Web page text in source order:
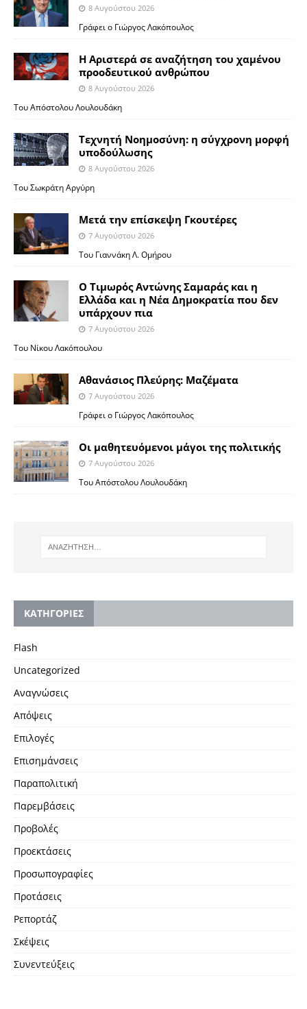
8 Αυγούστου 2026
Γράφει ο Γιώργος Λακόπουλος
Η Αριστερά σε αναζήτηση του χαμένου
προοδευτικού ανθρώπου
8 Αυγούστου 2026
Του Απόστολου Λουλουδάκη
Τεχνητή Νοημοσύνη: η σύγχρονη μορφή
υποδούλωσης
8 Αυγούστου 2026
Του Σωκράτη Αργύρη
Μετά την επίσκεψη Γκουτέρες
7 Αυγούστου 2026
Του Γιαννάκη Λ. Ομήρου
Ο Τιμωρός Αντώνης Σαμαράς και η
Ελλάδα και η Νέα Δημοκρατία που δεν
υπάρχουν πια
7 Αυγούστου 2026
Του Νίκου Λακόπουλου
Αθανάσιος Πλεύρης: Μαζέματα
7 Αυγούστου 2026
Γράφει ο Γιώργος Λακόπουλος
Οι μαθητευόμενοι μάγοι της πολιτικής
7 Αυγούστου 2026
Του Απόστολου Λουλουδάκη
KΑΤΗΓΟΡΙΕΣ
Flash
Uncategorized
Αναγνώσεις
Απόψεις
Επιλογές
Επισημάνσεις
Παραπολιτική
Παρεμβάσεις
Προβολές
Προεκτάσεις
Προσωπογραφίες
Προτάσεις
Ρεπορτάζ
Σκέψεις
Συνεντεύξεις